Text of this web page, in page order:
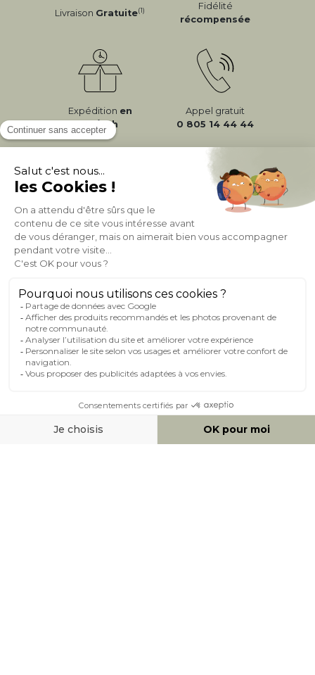
Livraison Gratuite(1)
Fidélité
récompensée
Expédition en
24/72h
Appel gratuit
0 805 14 44 44
À PROPOS DE MILIBOO
AIDE & CONTACT